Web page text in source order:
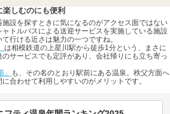
しむのにも便利
設を探すときに気になるのがアクセス面ではない
トルバスによる送迎サービスを実施している施設
行ける近さは魅力の一つですね。
は相模鉄道の上星川駅から徒歩1分という、まさに
サービスでも定評があり、会社帰りにも立ち寄っ
も、その名のとおり駅前にある温泉。秩父方面へ
合わせて利用しやすいのがメリットです。